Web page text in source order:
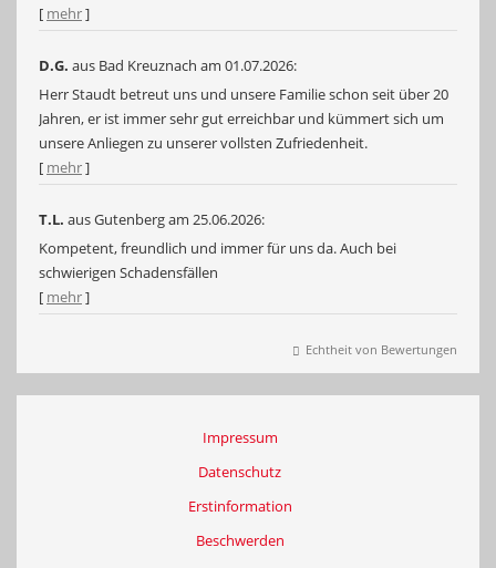
[ mehr]
D.G. aus Bad Kreuznach am 01.07.2026:
Herr Staudt betreut uns und unsere Familie schon seit über 20
Jahren, er ist immer sehr gut erreichbar und kümmert sich um
unsere Anliegen zu unserer vollsten Zufriedenheit.
[ mehr]
T.L. aus Gutenbergam 25.06.2026:
Kompetent, freundlich und immer für uns da. Auch bei
schwierigen Schadensfällen
[ mehr]
Echtheit von Bewertungen
Impressum
Datenschutz
Erstinformation
Beschwerden